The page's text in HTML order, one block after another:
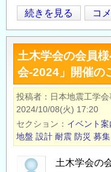
徳
島
大
学・
日
本
地
震
学
会
特
続きを見る コ
土木学会の会員
会-2024」開催の
投稿者 日本地震工学
2024/10/08(火) 17:20
セクション
イベント案
地盤 設計 耐震 防災 募集
土木学会の